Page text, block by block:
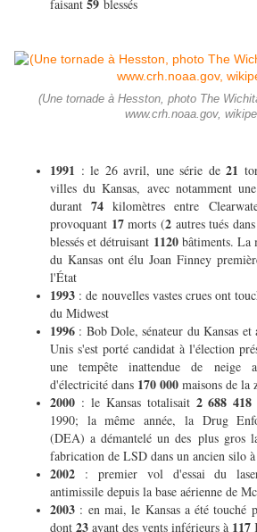
faisant 59 blessés
(Une tornade à Hesston, photo The
www.crh.noaa.gov,
1991 : le 26 avril, une série de 21
villes du Kansas, avec notamment
durant74kilomètres entre
provoquant 17morts (2autres tués
blessés et détruisant 1120 bâtiments. La
du Kansas ont élu Joan Finney
l'État
1993 : de nouvelles vastes crues ont
du Midwest
1996 : Bob Dole, sénateur du Kansas et
Unis s'est porté candidat à l'élection
une tempête inattendue de neige
d'électricité dans 170 000 maisons de la
2000 : le Kansas totalisait 2 688 418
1990; la même année, la Drug
(DEA) a démantelé un des plus gros
fabrication de LSD dans un ancien silo
2002
: premier vol d'essai du
antimissile depuis la base aérienne de
2003 : en mai, le Kansas a été touché
dont 23 ayant des vents inférieurs à 117